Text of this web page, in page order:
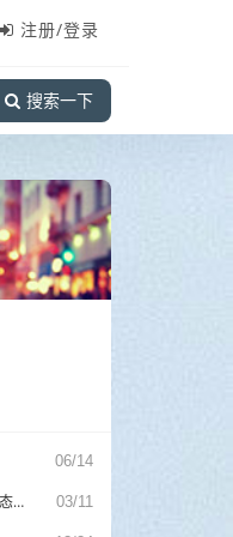
注册/登录
搜索一下
06/14
easyPoi多sheet页导出、自定义动态列(ExcelExportEntity) 03/11